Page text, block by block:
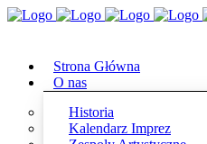
Strona Główna
O nas
Historia
Kalendarz Imprez